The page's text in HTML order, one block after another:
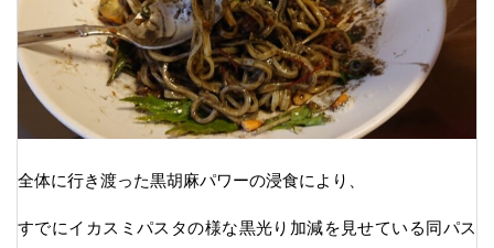
全体に行き渡った黒胡麻パワーの浸食により、
すでにイカスミパスタの様な黒光り加減を見せている同パス